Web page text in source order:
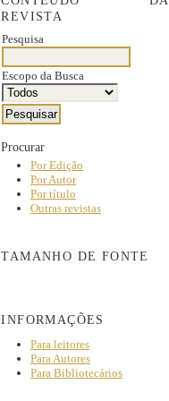
REVISTA
Pesquisa
Escopo da Busca
Procurar
Por Edição
Por Autor
Por título
Outras revistas
TAMANHO DE FONTE
INFORMAÇÕES
Para leitores
Para Autores
Para Bibliotecários